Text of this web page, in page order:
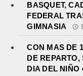
BASQUET,
FEDERAL
GIMNASIA
CON MAS DE
DE REPARTO,
DIA DEL NIÑO